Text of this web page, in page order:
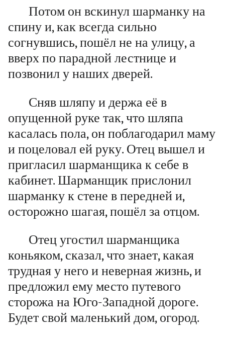
Потом он вскинул шарманку на
спину и, как всегда сильно
согнувшись, пошёл не на улицу, а
вверх по парадной лестнице и
позвонил у наших дверей.
Сняв шляпу и держа её в
опущенной руке так, что шляпа
касалась пола, он поблагодарил маму
и поцеловал ей руку. Отец вышел и
пригласил шарманщика к себе в
кабинет. Шарманщик прислонил
шарманку к стене в передней и,
осторожно шагая, пошёл за отцом.
Отец угостил шарманщика
коньяком, сказал, что знает, какая
трудная у него и неверная жизнь, и
предложил ему место путевого
сторожа на Юго-Западной дороге.
Будет свой маленький дом, огород.